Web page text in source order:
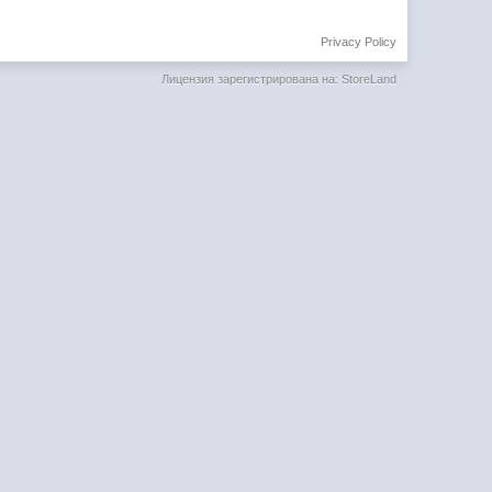
Privacy Policy
Лицензия зарегистрирована на: StoreLand